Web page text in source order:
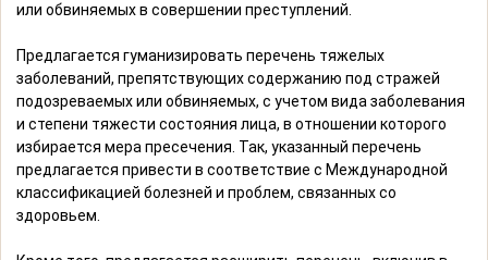
или обвиняемых в совершении преступлений.
Предлагается гуманизировать перечень тяжелых
заболеваний, препятствующих содержанию под стражей
подозреваемых или обвиняемых, с учетом вида заболевания
и степени тяжести состояния лица, в отношении которого
избирается мера пресечения. Так, указанный перечень
предлагается привести в соответствие с Международной
классификацией болезней и проблем, связанных со
здоровьем.